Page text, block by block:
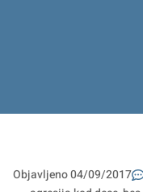
Objavljeno04/09/2017